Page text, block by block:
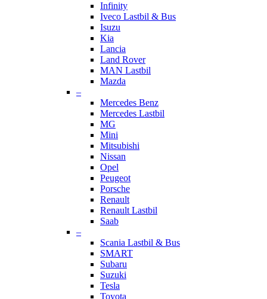
Infinity
Iveco Lastbil & Bus
Isuzu
Kia
Lancia
Land Rover
MAN Lastbil
Mazda
–
Mercedes Benz
Mercedes Lastbil
MG
Mini
Mitsubishi
Nissan
Opel
Peugeot
Porsche
Renault
Renault Lastbil
Saab
–
Scania Lastbil & Bus
SMART
Subaru
Suzuki
Tesla
Toyota